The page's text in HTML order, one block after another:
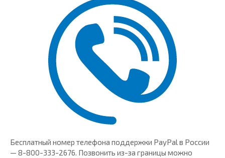
Бесплатный номер телефона поддержки PayPal в России
— 8-800-333-2676. Позвонить из-за границы можно